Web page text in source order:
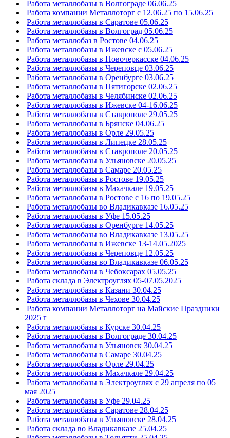
Работа металлобазы в Волгограде 06.06.25
Работа компании Металлоторг с 12.06.25 по 15.06.25
Работа металлобазы в Саратове 05.06.25
Работа металлобазы в Волгоград 05.06.25
Работа металлобаз в Ростове 04.06.25
Работа металлобазы в Ижевске с 05.06.25
Работа металлобазы в Новочеркасске 04.06.25
Работа металлобазы в Череповце 03.06.25
Работа металлобазы в Оренбурге 03.06.25
Работа металлобазы в Пятигорске 02.06.25
Работа металлобазы в Челябинске 02.06.25
Работа металлобазы в Ижевске 04-16.06.25
Работа металлобазы в Ставрополе 29.05.25
Работа металлобазы в Брянске 04.06.25
Работа металлобазы в Орле 29.05.25
Работа металлобазы в Липецке 28.05.25
Работа металлобазы в Ставрополе 20.05.25
Работа металлобазы в Ульяновске 20.05.25
Работа металлобазы в Самаре 20.05.25
Работа металлобазы в Ростове 19.05.25
Работа металлобазы в Махачкале 19.05.25
Работа металлобазы в Ростове с 16 по 19.05.25
Работа металлобазы во Владикавказе 16.05.25
Работа металлобазы в Уфе 15.05.25
Работа металлобазы в Оренбурге 14.05.25
Работа металлобазы во Владикавказе 13.05.25
Работа металлобазы в Ижевске 13-14.05.2025
Работа металлобазы в Череповце 12.05.25
Работа металлобазы во Владикавказе 06.05.25
Работа металлобазы в Чебоксарах 05.05.25
Работа склада в Электроуглях 05-07.05.2025
Работа металлобазы в Казани 30.04.25
Работа металлобазы в Чехове 30.04.25
Работа компании Металлоторг на Майские Праздники
2025 г
Работа металлобазы в Курске 30.04.25
Работа металлобазы в Волгограде 30.04.25
Работа металлобазы в Ульяновск 30.04.25
Работа металлобазы в Самаре 30.04.25
Работа металлобазы в Орле 29.04.25
Работа металлобазы в Махачкале 29.04.25
Работа металлобазы в Электроуглях с 29 апреля по 05
мая 2025
Работа металлобазы в Уфе 29.04.25
Работа металлобазы в Саратове 28.04.25
Работа металлобазы в Ульяновске 28.04.25
Работа склада во Владикавказе 25.04.25